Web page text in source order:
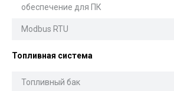
обеспечение для ПК
Modbus RTU
Топливная система
Топливный бак